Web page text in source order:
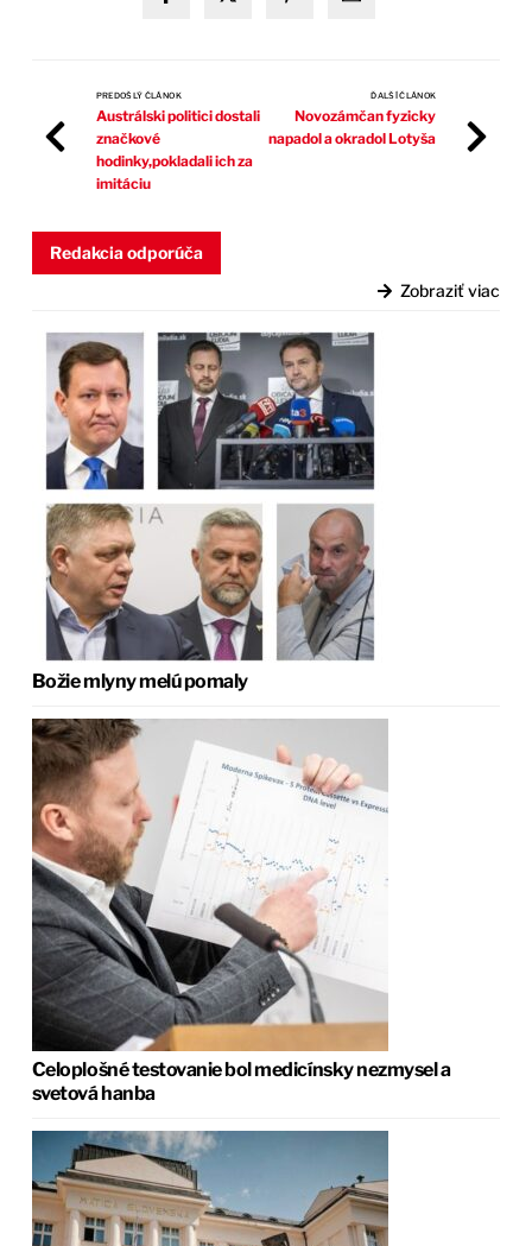
PREDOŠLÝ ČLÁNOK
Austrálski politici dostali
značkové
hodinky,pokladali ich za
imitáciu
ĎALŠÍ ČLÁNOK
Novozámčan fyzicky
napadol a okradol Lotyša
Redakcia odporúča
Zobraziť viac
Božie mlyny melú pomaly
Celoplošné testovanie bol medicínsky nezmysel a
svetová hanba